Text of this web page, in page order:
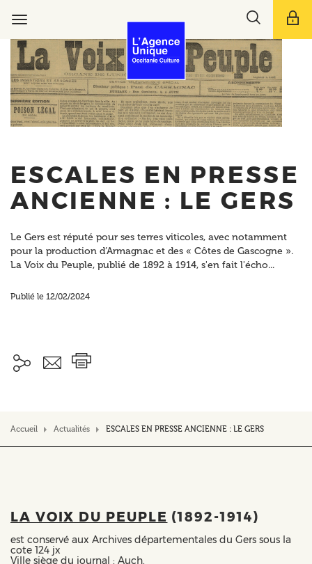
principal
navigation
Toggle
bar
ESCALES EN PRESSE
ANCIENNE : LE GERS
Le Gers est réputé pour ses terres viticoles, avec notamment
pour la production d’Armagnac et des « Côtes de Gascogne ».
La Voix du Peuple, publié de 1892 à 1914, s'en fait l'écho...
Publié le 12/02/2024
Accueil Actualités ESCALES EN PRESSE ANCIENNE : LE GERS
LA VOIX DU PEUPLE (1892-1914)
est conservé aux Archives départementales du Gers sous la
cote 124 jx
Ville siège du journal : Auch.